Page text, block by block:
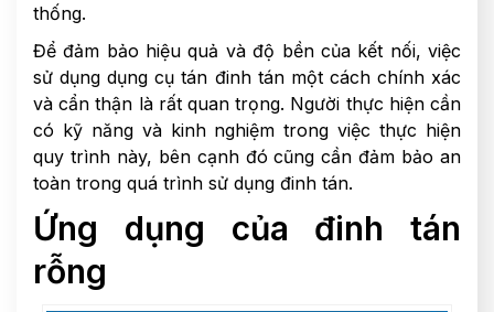
thống.
Để đảm bảo hiệu quả và độ bền của kết nối, việc
sử dụng dụng cụ tán đinh tán một cách chính xác
và cẩn thận là rất quan trọng. Người thực hiện cần
có kỹ năng và kinh nghiệm trong việc thực hiện
quy trình này, bên cạnh đó cũng cần đảm bảo an
toàn trong quá trình sử dụng đinh tán.
Ứng dụng của đinh tán
rỗng